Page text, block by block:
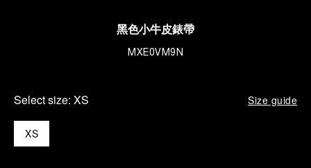
黑色小牛皮錶帶
MXE0VM9N
Select size: XS Size guide
XS